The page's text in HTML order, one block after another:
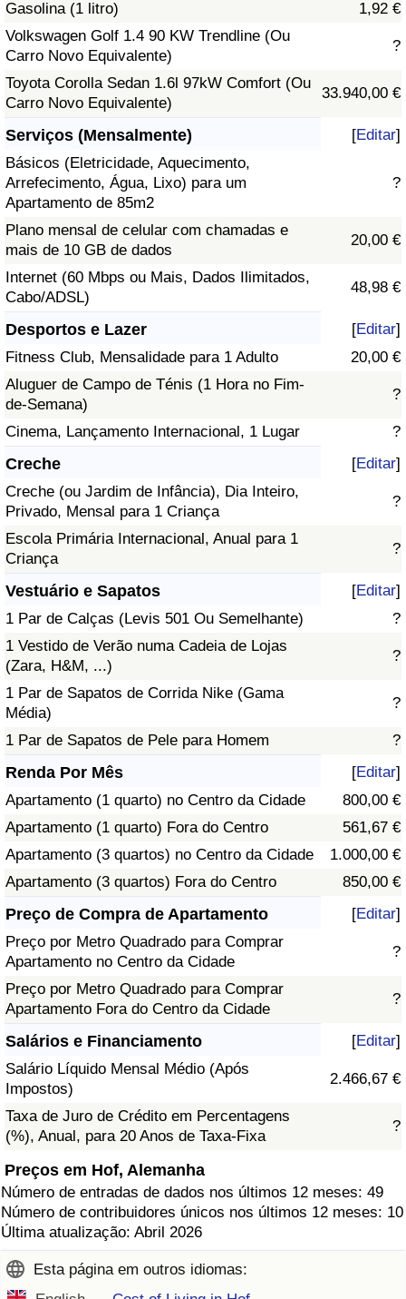
Gasolina (1 litro)
1,92 €
Volkswagen Golf 1.4 90 KW Trendline (Ou
Carro Novo Equivalente)
?
Toyota Corolla Sedan 1.6l 97kW Comfort (Ou
Carro Novo Equivalente)
33.940,00 €
Serviços (Mensalmente) [Editar]
Básicos (Eletricidade, Aquecimento,
Arrefecimento, Água, Lixo) para um
Apartamento de 85m2
?
Plano mensal de celular com chamadas e
mais de 10 GB de dados
20,00 €
Internet (60 Mbps ou Mais, Dados Ilimitados,
Cabo/ADSL)
48,98 €
Desportos e Lazer [Editar]
Fitness Club, Mensalidade para 1 Adulto
20,00 €
Aluguer de Campo de Ténis (1 Hora no Fim-
de-Semana)
?
Cinema, Lançamento Internacional, 1 Lugar ?
Creche [Editar]
Creche (ou Jardim de Infância), Dia Inteiro,
Privado, Mensal para 1 Criança
?
Escola Primária Internacional, Anual para 1
Criança
?
Vestuário e Sapatos [Editar]
1 Par de Calças (Levis 501 Ou Semelhante)
?
1 Vestido de Verão numa Cadeia de Lojas
(Zara, H&M, ...)
?
1 Par de Sapatos de Corrida Nike (Gama
Média)
?
1 Par de Sapatos de Pele para Homem ?
Renda Por Mês [Editar]
Apartamento (1 quarto) no Centro da Cidade
800,00 €
Apartamento (1 quarto) Fora do Centro
561,67 €
Apartamento (3 quartos) no Centro da Cidade
1.000,00 €
Apartamento (3 quartos) Fora do Centro
850,00 €
Preço de Compra de Apartamento [Editar]
Preço por Metro Quadrado para Comprar
Apartamento no Centro da Cidade
?
Preço por Metro Quadrado para Comprar
Apartamento Fora do Centro da Cidade
?
Salários e Financiamento [Editar]
Salário Líquido Mensal Médio (Após
Impostos)
2.466,67 €
Taxa de Juro de Crédito em Percentagens
(%), Anual, para 20 Anos de Taxa-Fixa
?
Preços em Hof, Alemanha
Número de entradas de dados nos últimos 12 meses: 49
Número de contribuidores únicos nos últimos 12 meses: 10
Última atualização: Abril 2026
Esta página em outros idiomas: